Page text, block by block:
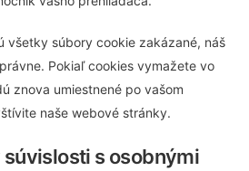
všetky súbory cookie zakázané, náš
Pokiaľ cookies vymažete vo
znova umiestnené po vašom
naše webové stránky.
súvislosti s osobnými